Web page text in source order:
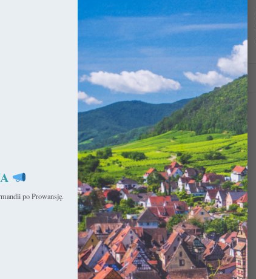
powinien uprzednio się zapoznać. W
się ze Sprzedawcą.
za zamówienie. Po kliknięciu
zgodnie z wybraną metodą
na stronę Sklepu z
Kupującym a Sprzedawcą.
podany w formularzu zamówienia
może zostać zawarta umowa
eBook czy eBook) – jest to
pomocą:
ul. Powstańców Warszawy 6, 81-718
KRS pod nr 0000320590,
po Prowansję.